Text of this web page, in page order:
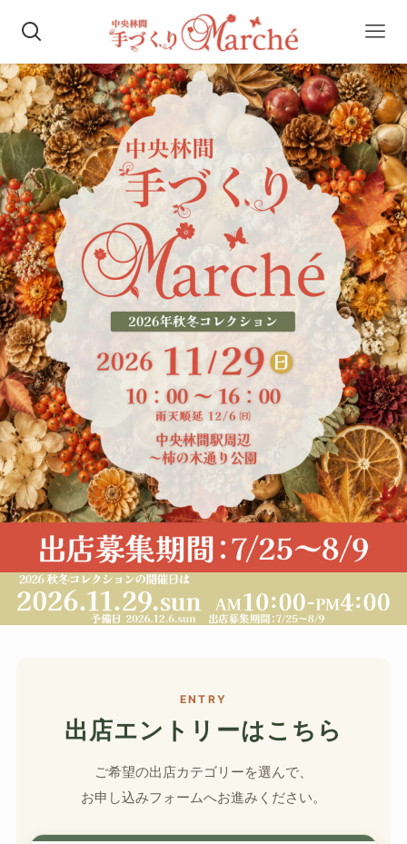
ENTRY
出店エントリーはこちら
ご希望の出店カテゴリーを選んで、
お申し込みフォームへお進みください。